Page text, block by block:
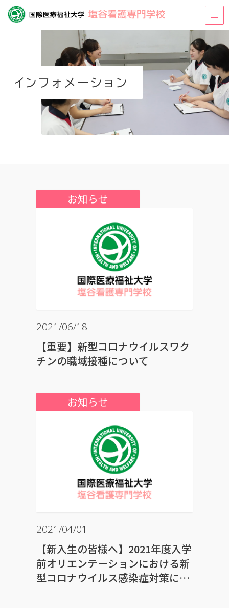
インフォメーション
お知らせ
2021/06/18
【重要】新型コロナウイルスワク
チンの職域接種について
お知らせ
2021/04/01
【新入生の皆様へ】2021年度入学
前オリエンテーションにおける新
型コロナウイルス感染症対策に関